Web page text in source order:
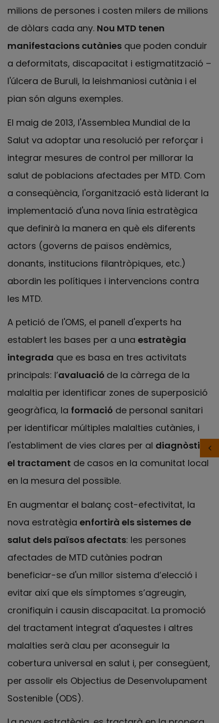
milions de persones i costen milers de milions
de dòlars cada any. Nou MTD tenen
manifestacions cutànies que poden conduir
a deformitats, discapacitat i estigmatització –
l'úlcera de Buruli, la leishmaniosi cutània i el
pian són alguns exemples.
El maig de 2013, l'Assemblea Mundial de la
Salut va adoptar una resolució per reforçar i
integrar mesures de control per millorar la
salut de poblacions afectades per MTD. Com
a conseqüència, l'organització està liderant la
implementació d'una nova línia estratègica
que definirà la manera en què els diferents
actors (governs de països endèmics,
donants, institucions filantròpiques, etc.)
abordin les polítiques i intervencions contra
les MTD.
A petició de l'OMS, el panell d'experts ha
establert les bases per a una estratègia
integrada que es basa en tres activitats
principals: l’avaluació de la càrrega de la
malaltia per identificar zones de superposició
geogràfica, la formació de personal sanitari
per identificar múltiples malalties cutànies, i
l'establiment de vies clares per al diagnòstic i
el tractament de casos en la comunitat local
en la mesura del possible.
En augmentar el balanç cost-efectivitat, la
nova estratègia enfortirà els sistemes de
salut dels països afectats: les persones
afectades de MTD cutànies podran
beneficiar-se d'un millor sistema d’elecció i
evitar així que els símptomes s’agreugin,
cronifiquin i causin discapacitat. La promoció
del tractament integrat d'aquestes i altres
malalties serà clau per aconseguir la
cobertura universal en salut i, per consegüent,
per assolir els Objectius de Desenvolupament
Sostenible (ODS).